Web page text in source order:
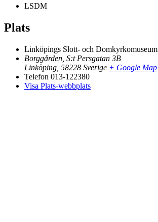
LSDM
Plats
Linköpings Slott- och Domkyrkomuseum
Borggården, S:t Persgatan 3B
Linköping 58228 Sverige + Google Map
Telefon 013-122380
Visa Plats-webbplats